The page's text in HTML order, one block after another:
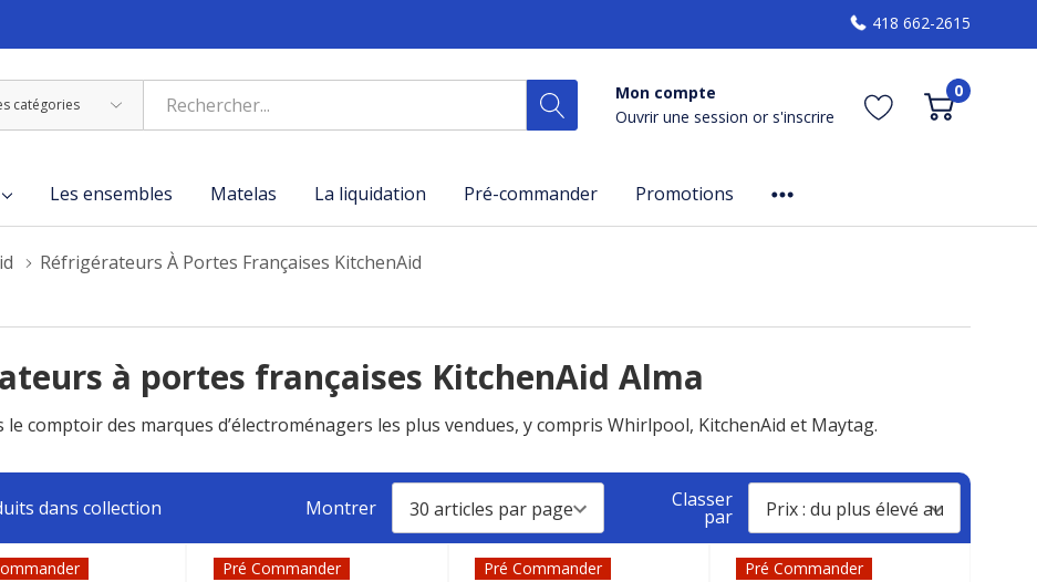
418 662-2615
Mon compte
Ouvrir une session or s'inscrire
0
Les ensembles Matelas La liquidation Pré-commander Promotions
Réfrigérateurs À Portes Françaises KitchenAid
à portes françaises KitchenAid Alma
comptoir des marques d’électroménagers les plus vendues, y compris Whirlpool, KitchenAid et Maytag.
dans collection Montrer Classer
par
Pré Commander Pré Commander Pré Commander